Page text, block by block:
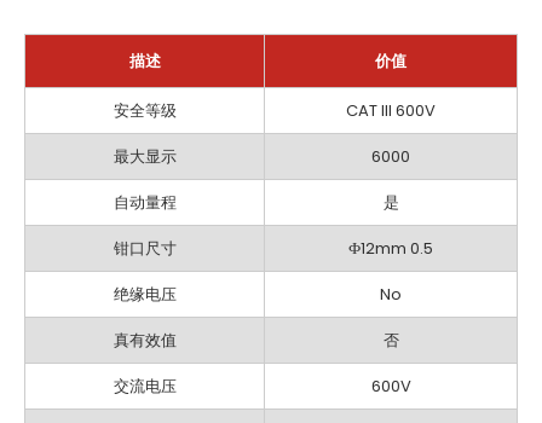
描述 价值
安全等级
CAT III 600V
最大显示
6000
自动量程
是
钳口尺寸
Ф12mm 0.5
绝缘电压
No
真有效值
否
交流电压
600V